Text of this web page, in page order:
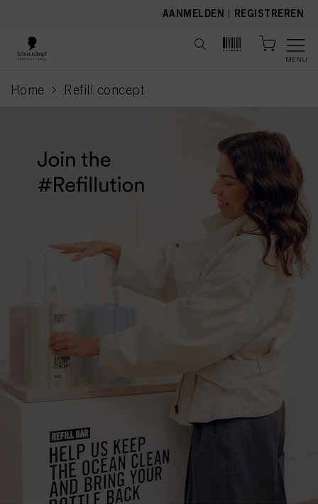
AANMELDEN | REGISTREREN
MENU
Home Refill concept
current page